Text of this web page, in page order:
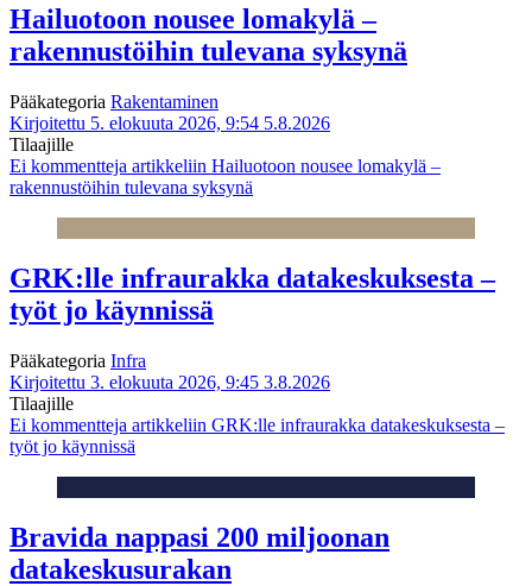
Hailuotoon nousee lomakylä –
rakennustöihin tulevana syksynä
Pääkategoria Rakentaminen
Kirjoitettu 5. elokuuta 2026, 9:54 5.8.2026
Tilaajille
Ei kommentteja artikkeliin Hailuotoon nousee lomakylä –
rakennustöihin tulevana syksynä
GRK:lle infraurakka datakeskuksesta –
työt jo käynnissä
Pääkategoria Infra
Kirjoitettu 3. elokuuta 2026, 9:45 3.8.2026
Tilaajille
Ei kommentteja artikkeliin GRK:lle infraurakka datakeskuksesta –
työt jo käynnissä
Bravida nappasi 200 miljoonan
datakeskusurakan